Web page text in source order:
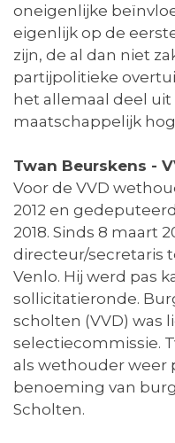
oneigenlijke
eigenlijk op de
zijn, de al dan niet
partijpolitieke
het allemaal deel
maatschappelijk
Twan Beurskens -
Voor de VVD
2012 en
2018. Sinds 8 maart
directeur/secretaris
Venlo. Hij werd pas
sollicitatieronde.
scholten (VVD) was
selectiecommissie.
als wethouder weer
benoeming van
Scholten.